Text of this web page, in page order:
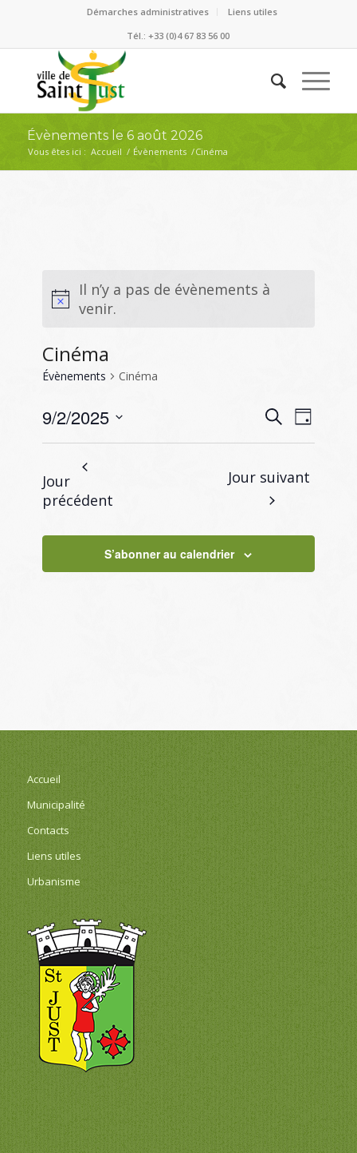
Démarches administratives
Liens utiles
Tél.: +33 (0)4 67 83 56 00
Évènements le 6 août 2026
Vous êtes ici : Accueil / Évènements /Cinéma
Il n’y a pas de évènements à
venir.
Cinéma
Évènements Cinéma
et
de
vues
Recherche
de
vues
Jour
9/2/2025
Sélectionnez
date.
Jour
précédent
Jour suivant
S’abonner au calendrier
Accueil
Municipalité
Contacts
Liens utiles
Urbanisme